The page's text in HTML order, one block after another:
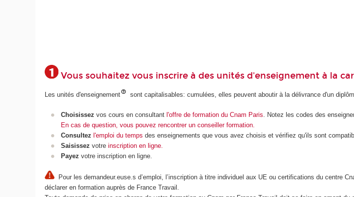
Vous souhaitez vous inscrire à des unités d'enseignement à la
Les unités d'enseignement sont capitalisables: cumulées, elles peuvent aboutir à la délivrance d'un
Choisissez vos cours en consultant l'offre de formation du Cnam Paris . Notez les codes des
En cas de question, vous pouvez rencontrer un conseiller formation.
Consultez l'emploi du temps des enseignements que vous avez choisis et vérifiez qu'ils sont
Saisissez votre inscription en ligne.
Payez votre inscription en ligne.
Pour les demandeur.euse.s d’emploi, l’inscription à titre individuel aux UE ou certifications du centre
déclarer en formation auprès de France Travail.